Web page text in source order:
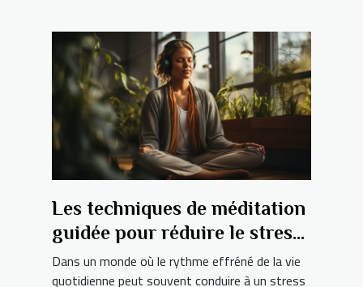
Les techniques de méditation
guidée pour réduire le stress
et améliorer votre bien-être
mental
Dans un monde où le rythme effréné de la vie
quotidienne peut souvent conduire à un stress